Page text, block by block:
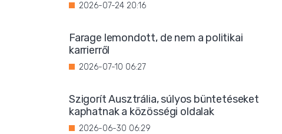
2026-07-24 20:16
Farage lemondott, de nem a politikai
karrierről
2026-07-10 06:27
Szigorít Ausztrália, súlyos büntetéseket
kaphatnak a közösségi oldalak
2026-06-30 06:29